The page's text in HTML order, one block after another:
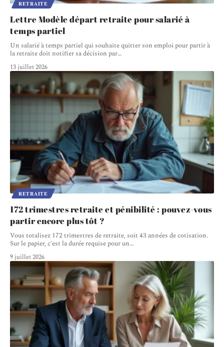
RETRAITE
Lettre Modèle départ retraite pour salarié à
temps partiel
Un salarié à temps partiel qui souhaite quitter son emploi pour partir à
la retraite doit notifier sa décision par…
13 juillet 2026
RETRAITE
172 trimestres retraite et pénibilité : pouvez-vous
partir encore plus tôt ?
Vous totalisez 172 trimestres de retraite, soit 43 années de cotisation.
Sur le papier, c'est la durée requise pour un…
9 juillet 2026